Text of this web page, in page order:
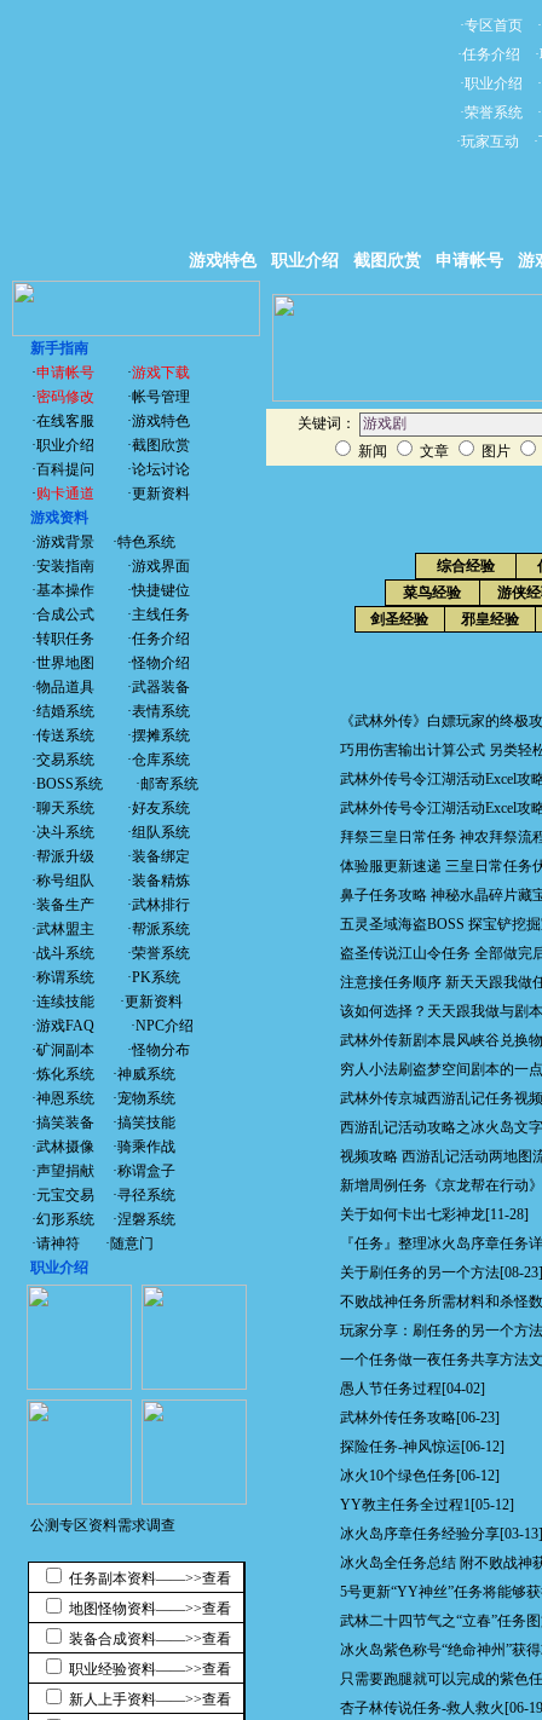
·专区首页·
·任务介绍 ·
·职业介绍 ·
·荣誉系统·
·玩家互动 ·
游戏特色 职业介绍 截图欣赏 申请帐号 游
新手指南
·申请帐号 ·游戏下载
·密码修改 ·帐号管理
·在线客服 ·游戏特色
·职业介绍 ·截图欣赏
·百科提问 ·论坛讨论
·购卡通道 ·更新资料
游戏资料
·游戏背景 ·特色系统
·安装指南 ·游戏界面
·基本操作 ·快捷键位
·合成公式 ·主线任务
·转职任务 ·任务介绍
·世界地图 ·怪物介绍
·物品道具 ·武器装备
·结婚系统 ·表情系统
·传送系统 ·摆摊系统
·交易系统 ·仓库系统
·BOSS系统 ·邮寄系统
·聊天系统 ·好友系统
·决斗系统 ·组队系统
·帮派升级 ·装备绑定
·称号组队 ·装备精炼
·装备生产 ·武林排行
·武林盟主 ·帮派系统
·战斗系统 ·荣誉系统
·称谓系统 ·PK系统
·连续技能 ·更新资料
·游戏FAQ ·NPC介绍
·矿洞副本 ·怪物分布
·炼化系统 ·神威系统
·神恩系统 ·宠物系统
·搞笑装备 ·搞笑技能
·武林摄像 ·骑乘作战
·声望捐献 ·称谓盒子
·元宝交易 ·寻径系统
·幻形系统 ·涅磐系统
·请神符 ·随意门
职业介绍
公测专区资料需求调查
任务副本资料——>>查看
地图怪物资料——>>查看
装备合成资料——>>查看
职业经验资料——>>查看
新人上手资料——>>查看
关键词：
新闻
文章 图片
综合经验
菜鸟经验
游侠
剑圣经验
邪皇经验
《武林外传》白嫖玩家的终极
巧用伤害输出计算公式 另类轻
武林外传号令江湖活动Excel攻
武林外传号令江湖活动Excel攻
拜祭三皇日常任务 神农拜祭流
体验服更新速递 三皇日常任务
鼻子任务攻略 神秘水晶碎片藏
五灵圣域海盗BOSS 探宝铲挖
盗圣传说江山令任务 全部做完
注意接任务顺序 新天天跟我做
该如何选择？天天跟我做与剧
武林外传新剧本晨风峡谷兑换
穷人小法刷盗梦空间剧本的一
武林外传京城西游乱记任务视
西游乱记活动攻略之冰火岛文
视频攻略 西游乱记活动两地图
新增周例任务《京龙帮在行动
关于如何卡出七彩神龙[11-28]
『任务』整理冰火岛序章任务
关于刷任务的另一个方法[08-23]
不败战神任务所需材料和杀怪
玩家分享：刷任务的另一个方法
一个任务做一夜任务共享方法
愚人节任务过程[04-02]
武林外传任务攻略[06-23]
探险任务-神风惊运[06-12]
冰火10个绿色任务[06-12]
YY教主任务全过程1[05-12]
冰火岛序章任务经验分享[03-13]
冰火岛全任务总结 附不败战神
5号更新“YY神丝”任务将能够
武林二十四节气之“立春”任务
冰火岛紫色称号“绝命神州”获
只需要跑腿就可以完成的紫色
杏子林传说任务-救人救火 [06-